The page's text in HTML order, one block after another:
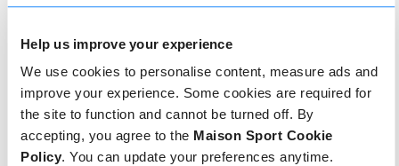
Help us improve your experience
We use cookies to personalise content, measure ads and
improve your experience. Some cookies are required for
the site to function and cannot be turned off. By
accepting, you agree to the Maison Sport Cookie
Policy. You can update your preferences anytime.
toujours prête à vous aider - réservez
si vous avez besoin d'aide.
Réserver en ligne